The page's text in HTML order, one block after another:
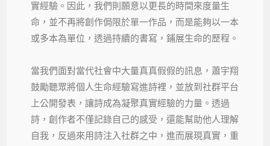
實經驗。因此，我們則願意以更長的時間來度量生
命，並不再將創作侷限於單一作品，而是能夠以一本
或多本為單位，透過持續的書寫，鋪展生命的歷程。
當我們面對當代社會中大量真真假假的訊息，蕭宇翔
鼓勵聽眾將個人生命經驗寫進詩裡，並放到社群平台
上公開發表，讓詩成為凝聚真實經驗的力量。透過
詩，創作者不僅記錄自己的感受，還能幫助他人理解
自我，反過來用詩注入社群之中，進而展現真實，重